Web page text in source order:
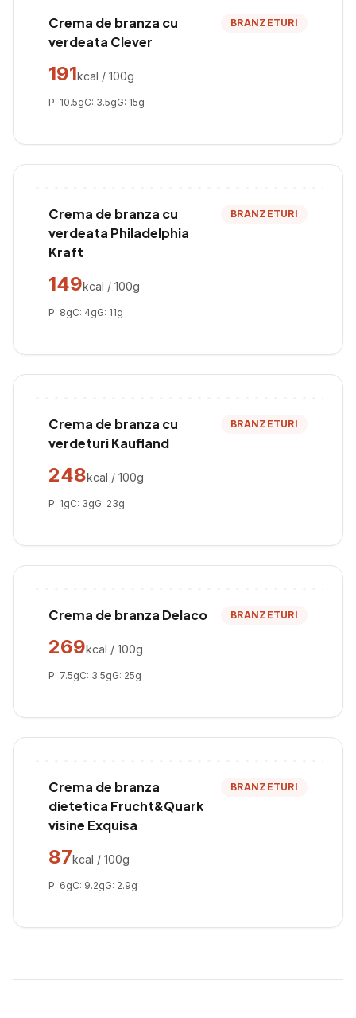
Crema de branza cu
verdeata Clever
BRANZETURI
191kcal / 100g
P: 10.5gC: 3.5gG: 15g
Crema de branza cu
verdeata Philadelphia
Kraft
BRANZETURI
149kcal / 100g
P: 8gC: 4gG: 11g
Crema de branza cu
verdeturi Kaufland
BRANZETURI
248kcal / 100g
P: 1gC: 3gG: 23g
Crema de branza Delaco BRANZETURI
269kcal / 100g
P: 7.5gC: 3.5gG: 25g
Crema de branza
dietetica Frucht&Quark
visine Exquisa
BRANZETURI
87kcal / 100g
P: 6gC: 9.2gG: 2.9g